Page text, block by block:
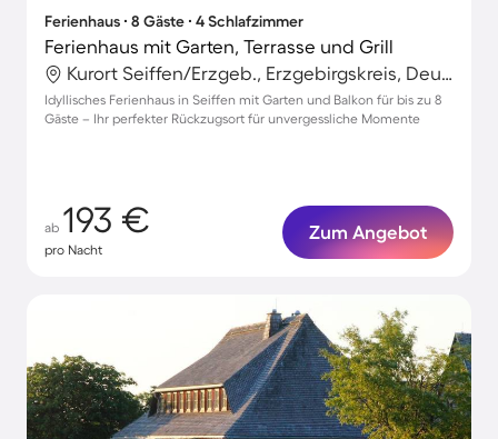
Ferienhaus ∙ 8 Gäste ∙ 4 Schlafzimmer
Ferienhaus mit Garten, Terrasse und Grill
Kurort Seiffen/Erzgeb., Erzgebirgskreis, Deutschland
Idyllisches Ferienhaus in Seiffen mit Garten und Balkon für bis zu 8
Gäste – Ihr perfekter Rückzugsort für unvergessliche Momente
ab 193 €
pro Nacht
Zum Angebot